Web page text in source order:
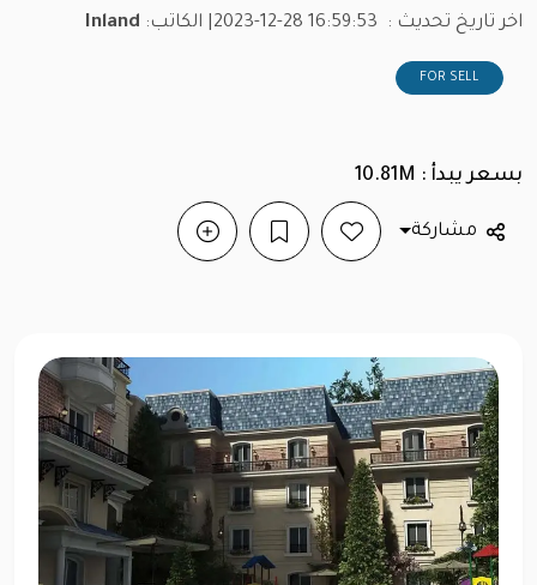
اخر تاريخ تحديث : 2023-12-28 16:59:53 | الكاتب: Inland
FOR SELL
بسعر يبدأ : 10.81M
مشاركة